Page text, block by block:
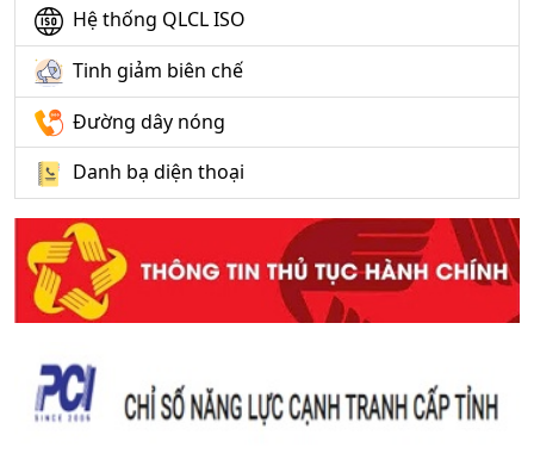
Hệ thống QLCL ISO
Tinh giảm biên chế
Đường dây nóng
Danh bạ diện thoại